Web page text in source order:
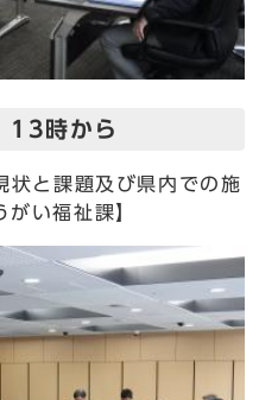
13時から
状と課題及び県内での施
い福祉課】